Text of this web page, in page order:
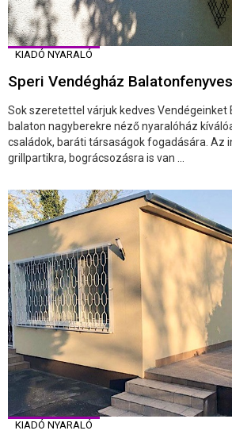
KIADÓ NYARALÓ
Speri Vendégház Balatonfenyves
Sok szeretettel várjuk kedves Vendégeinket
balaton nagyberekre néző nyaralóház
családok, baráti társaságok fogadására. Az
grillpartikra, bográcsozásra is van ...
KIADÓ NYARALÓ